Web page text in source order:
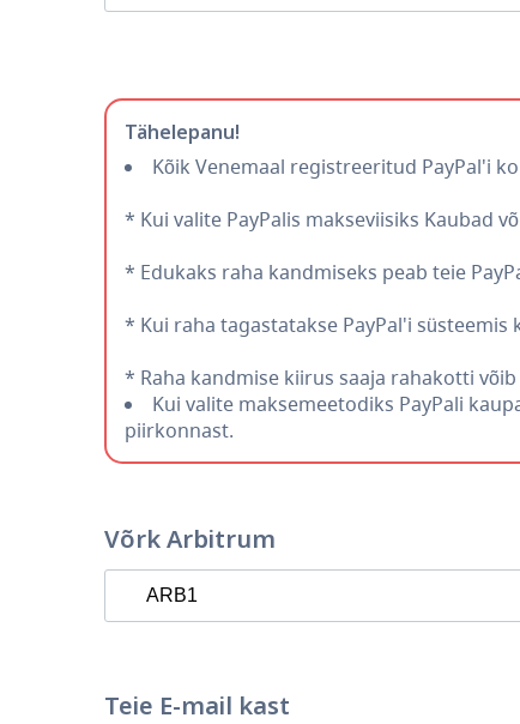
Tähelepanu!
Kõik Venemaal registreeritud PayPal'i
* Kui valite PayPalis makseviisiks Kaubad
* Edukaks raha kandmiseks peab teie
* Kui raha tagastatakse PayPal'i
* Raha kandmise kiirus saaja rahakotti
Kui valite maksemeetodiks PayPali
piirkonnast.
Võrk Arbitrum
Teie E-mail kast